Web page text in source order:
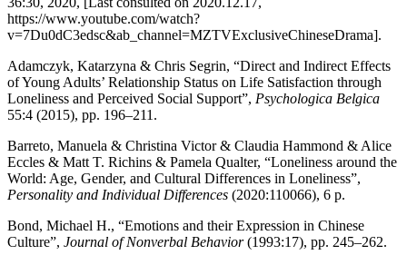
https://www.youtube.com/watch?
v=7Du0dC3edsc&ab_channel=MZTVExclusiveChineseDrama].
Adamczyk, Katarzyna & Chris Segrin, “Direct and Indirect Effects
of Young Adults’ Relationship Status on Life Satisfaction through
Loneliness and Perceived Social Support”, Psychologica Belgica
55:4 (2015), pp. 196–211.
Barreto, Manuela & Christina Victor & Claudia Hammond & Alice
Eccles & Matt T. Richins & Pamela Qualter, “Loneliness around the
World: Age, Gender, and Cultural Differences in Loneliness”,
Personality and Individual Differences (2020:110066), 6 p.
Bond, Michael H., “Emotions and their Expression in Chinese
Culture”, Journal of Nonverbal Behavior(1993:17), pp. 245–262.